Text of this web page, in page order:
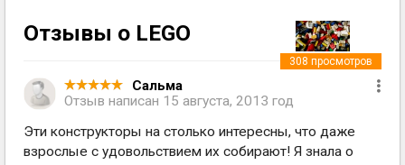
Отзывы о LEGO
Сальма
Отзыв написан 15 августа, 2013 год
308 просмотров
Эти конструкторы на столько интересны, что даже
взрослые с удовольствием их собирают! Я знала о